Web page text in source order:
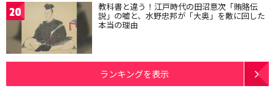
20 教科書と違う！江戸時代の田沼意次「賄賂伝
説」の嘘と、水野忠邦が「大奥」を敵に回した
本当の理由
ランキングを表示